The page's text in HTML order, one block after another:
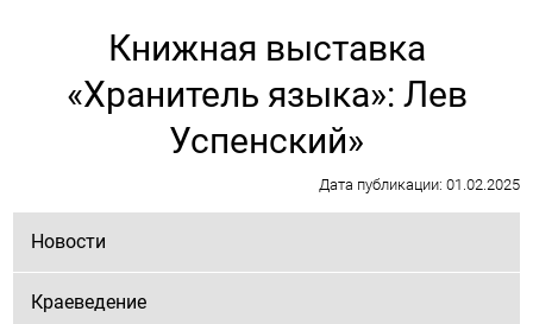
Книжная выставка
«Хранитель языка»: Лев
Успенский»
Дата публикации: 01.02.2025
Новости
Краеведение